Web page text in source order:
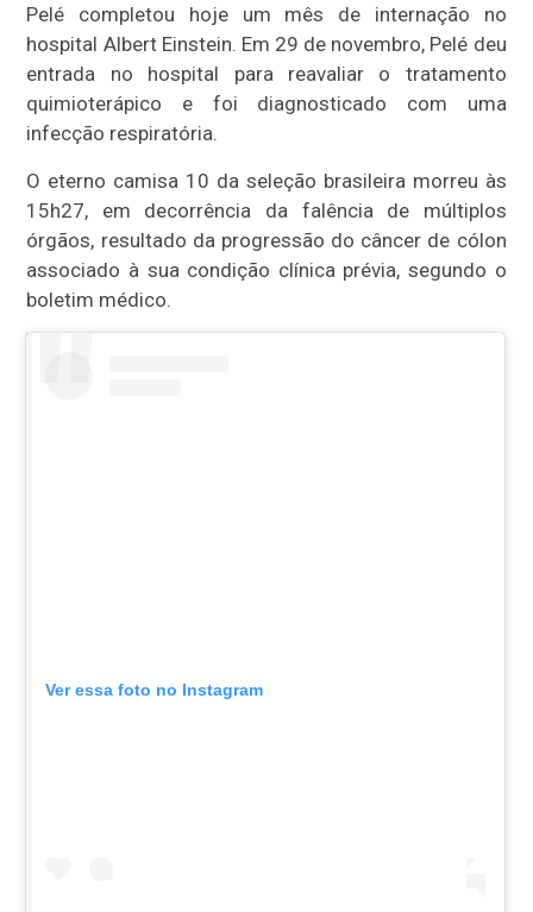
Pelé completou hoje um mês de internação no
hospital Albert Einstein. Em 29 de novembro, Pelé deu
entrada no hospital para reavaliar o tratamento
quimioterápico e foi diagnosticado com uma
infecção respiratória.
O eterno camisa 10 da seleção brasileira morreu às
15h27, em decorrência da falência de múltiplos
órgãos, resultado da progressão do câncer de cólon
associado à sua condição clínica prévia, segundo o
boletim médico.
Ver essa foto no Instagram